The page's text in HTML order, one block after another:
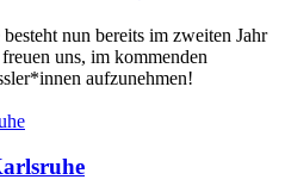
nun bereits im zweiten Jahr
uns, im kommenden
aufzunehmen!